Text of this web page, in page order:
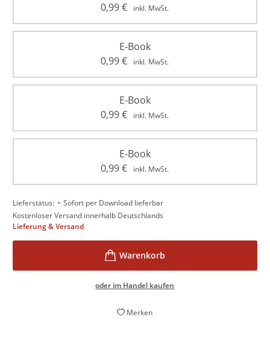
0,99€ inkl. MwSt.
E-Book
0,99€ inkl. MwSt.
E-Book
0,99€ inkl. MwSt.
E-Book
0,99€ inkl. MwSt.
Lieferstatus: • Sofort per Download lieferbar
Kostenloser Versand innerhalb Deutschlands
Lieferung & Versand
oder im Handel kaufen
Merken